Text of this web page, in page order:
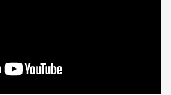
sua visita e abrace a